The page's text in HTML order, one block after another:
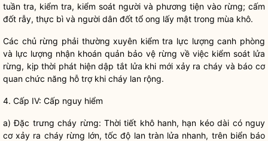
tuần tra, kiểm tra, kiểm soát người và phương tiện vào rừng; cấm
đốt rẫy, thực bì và người dân đốt tổ ong lấy mật trong mùa khô.
Các chủ rừng phải thường xuyên kiểm tra lực lượng canh phòng
và lực lượng nhận khoán quản bảo vệ rừng về việc kiểm soát lửa
rừng, kịp thời phát hiện dập tắt lửa khi mới xảy ra cháy và báo cơ
quan chức năng hỗ trợ khi cháy lan rộng.
4. Cấp IV: Cấp nguy hiểm
a) Đặc trưng cháy rừng: Thời tiết khô hanh, hạn kéo dài có nguy
cơ xảy ra cháy rừng lớn, tốc độ lan tràn lửa nhanh, trên biển báo